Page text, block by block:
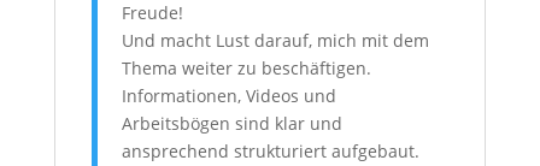
Freude!
Und macht Lust darauf, mich mit dem
Thema weiter zu beschäftigen.
Informationen, Videos und
Arbeitsbögen sind klar und
ansprechend strukturiert aufgebaut.